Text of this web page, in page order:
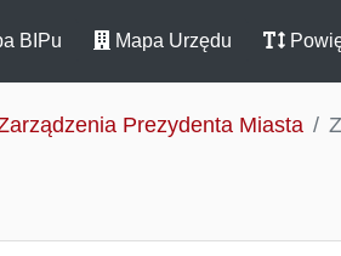
BIPu Mapa Urzędu
Prezydenta Miasta